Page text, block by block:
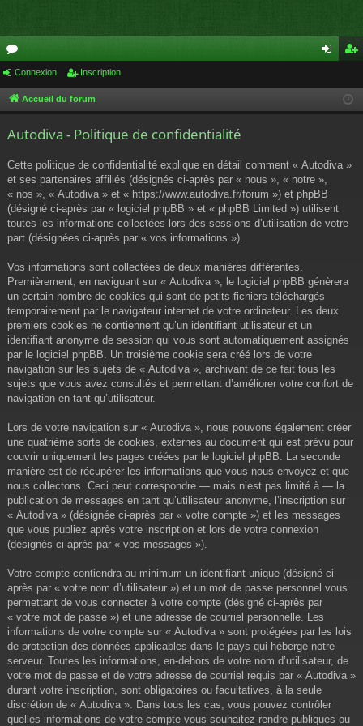
or
u cri
Connexion Inscription
Accueil du forum
Autodiva - Politique de confidentialité
Cette politique de confidentialité explique en détail comment « Autodiva »
et ses partenaires affiliés (désignés ci-après par « nous », « notre »,
« nos », « Autodiva » et « https://www.autodiva.fr/forum ») et phpBB
(désigné ci-après par « logiciel phpBB » et « phpBB Limited ») utilisent
toutes les informations collectées lors des sessions d’utilisation de votre
part (désignées ci-après par « vos informations »).
Vos informations sont collectées de deux manières différentes.
Premièrement, en naviguant sur « Autodiva », le logiciel phpBB génèrera
un certain nombre de cookies qui sont de petits fichiers téléchargés
temporairement par le navigateur internet de votre ordinateur. Les deux
premiers cookies ne contiennent qu’un identifiant utilisateur et un
identifiant anonyme de session qui vous sont automatiquement assignés
par le logiciel phpBB. Un troisième cookie sera créé lors de votre
navigation sur les sujets de « Autodiva », archivant de ce fait tous les
sujets que vous avez consultés et permettant d’améliorer votre confort de
navigation en tant qu’utilisateur.
Lors de votre navigation sur « Autodiva », nous pouvons également créer
une quatrième sorte de cookies, externes au document qui est prévu pour
couvrir uniquement les pages créées par le logiciel phpBB. La seconde
manière est de récupérer les informations que vous nous envoyez et que
nous collectons. Ceci peut correspondre — mais n’est pas limité à — la
publication de messages en tant qu’utilisateur anonyme, l’inscription sur
« Autodiva » (désignée ci-après par « votre compte ») et les messages
que vous publiez après votre inscription et lors de votre connexion
(désignés ci-après par « vos messages »).
Votre compte contiendra au minimum un identifiant unique (désigné ci-
après par « votre nom d’utilisateur ») et un mot de passe personnel vous
permettant de vous connecter à votre compte (désigné ci-après par
« votre mot de passe ») et une adresse de courriel personnelle. Les
informations de votre compte sur « Autodiva » sont protégées par les lois
de protection des données applicables dans le pays qui héberge notre
serveur. Toutes les informations, en-dehors de votre nom d’utilisateur, de
votre mot de passe et de votre adresse de courriel requis par « Autodiva »
durant votre inscription, sont obligatoires ou facultatives, à la seule
discrétion de « Autodiva ». Dans tous les cas, vous pouvez contrôler
quelles informations de votre compte vous souhaitez rendre publiques ou